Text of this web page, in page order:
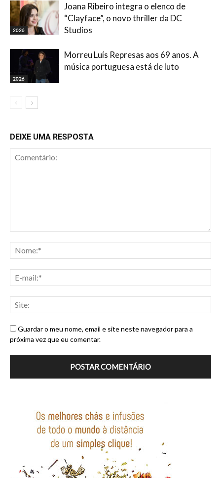
2026
Joana Ribeiro integra o elenco de
“Clayface”, o novo thriller da DC
Studios
2026
Morreu Luís Represas aos 69 anos. A
música portuguesa está de luto
DEIXE UMA RESPOSTA
Guardar o meu nome, email e site neste navegador para a
próxima vez que eu comentar.